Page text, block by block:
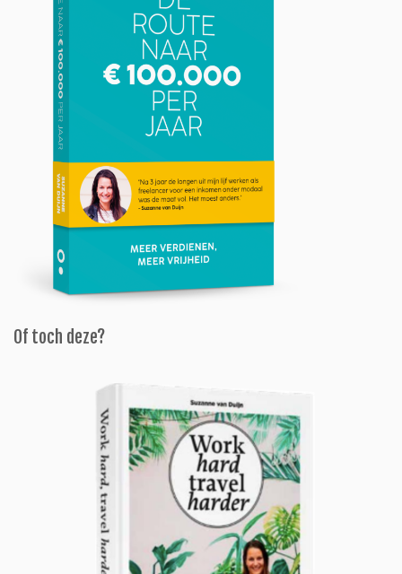
Of toch deze?